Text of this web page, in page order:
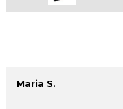
Maria S.